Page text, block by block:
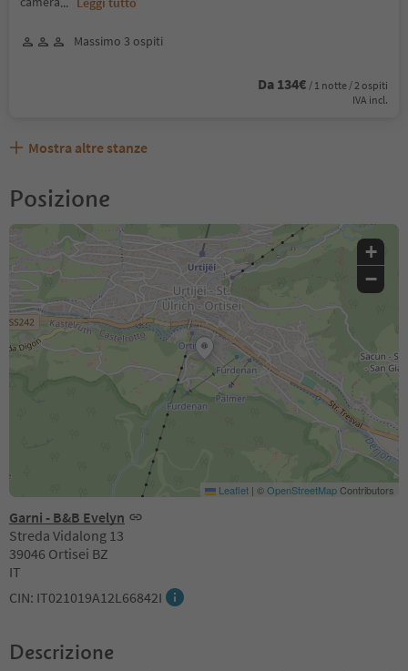
Massimo 3 ospiti
Da 134€ / 1 notte / 2 ospiti
IVA incl.
Mostra altre stanze
Posizione
Garni - B&B Evelyn
Streda Vidalong 13
39046 Ortisei BZ
IT
CIN: IT021019A12L66842I
+
−
Leaflet | ©OpenStreetMapContributors
Descrizione